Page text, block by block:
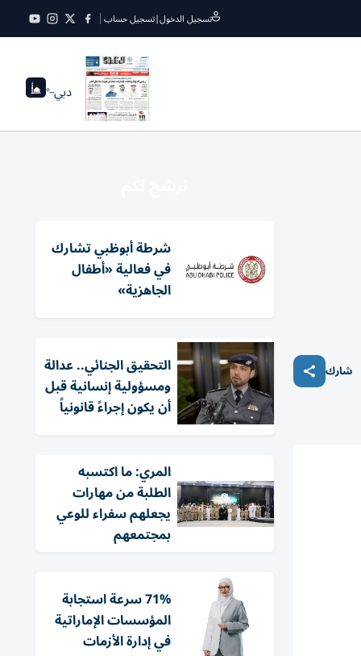
تسجيل الدخول|تسجيل حساب
دبي--°
شارك
شرطة أبوظبي تشارك
في فعالية «أطفال
الجاهزية»
التحقيق الجنائي.. عدالة
ومسؤولية إنسانية قبل
أن يكون إجراءً قانونياً
المري: ما اكتسبه
الطلبة من مهارات
يجعلهم سفراء للوعي
بمجتمعهم
71% سرعة استجابة
المؤسسات الإماراتية
في إدارة الأزمات